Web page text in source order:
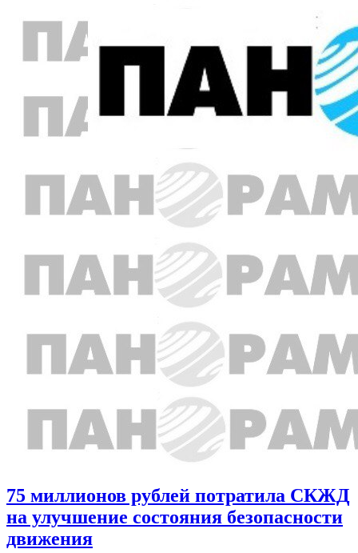
75 миллионов рублей потратила СКЖД
на улучшение состояния безопасности
движения